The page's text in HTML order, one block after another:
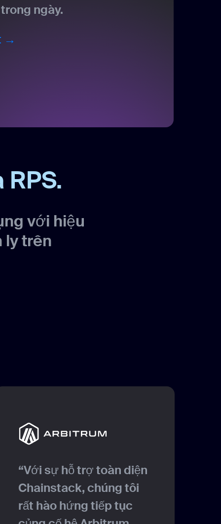
ngày.
→
với hiệu
ly trên
“Với sự hỗ trợ toàn diện
Chainstack, chúng tôi
rất hào hứng tiếp tục